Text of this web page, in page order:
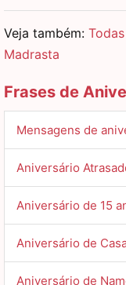
Veja também:
Madrasta
Frases de
Mensagens de
Aniversário
Aniversário de 15
Aniversário de
Aniversário de